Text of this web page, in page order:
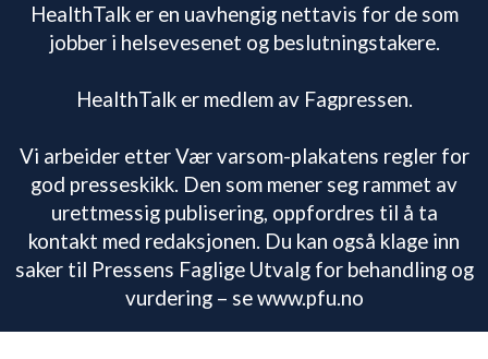
HealthTalk er en uavhengig nettavis for de som
jobber i helsevesenet og beslutningstakere.
HealthTalk er medlem av Fagpressen.
Vi arbeider etter Vær varsom-plakatens regler for
god presseskikk. Den som mener seg rammet av
urettmessig publisering, oppfordres til å ta
kontakt med redaksjonen. Du kan også klage inn
saker til Pressens Faglige Utvalg for behandling og
vurdering – se www.pfu.no